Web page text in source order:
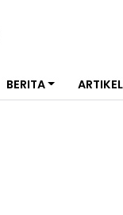
BERITA ARTIKEL